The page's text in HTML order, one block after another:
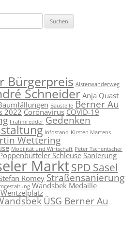
Bürgerpreis Alsterwanderweg
SchneiderAnja Quast
Baustelle Berner Au
2022CoronavirusCOVID-19
Frahmredder Gedenken
Infostand Kirsten Martens
Wettering
Mobilität und Wirtschaft Peter Tschentscher
SchleuseSanierung
MarktSPD Sasel
Romey Straßensanierung
Wandsbek Medaille
Wentzelplatz
ÜSG Berner Au